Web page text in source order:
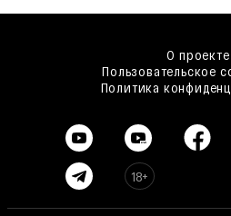
О проекте
Пользовательское
Политика
18+